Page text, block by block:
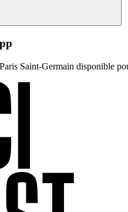
Saint-Germain disponible